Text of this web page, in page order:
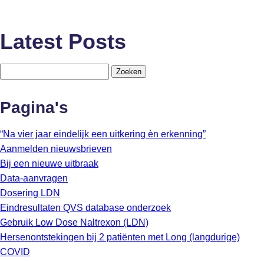
Latest Posts
Pagina's
“Na vier jaar eindelijk een uitkering èn erkenning”
Aanmelden nieuwsbrieven
Bij een nieuwe uitbraak
Data-aanvragen
Dosering LDN
Eindresultaten QVS database onderzoek
Gebruik Low Dose Naltrexon (LDN)
Hersenontstekingen bij 2 patiënten met Long (langdurige)
COVID